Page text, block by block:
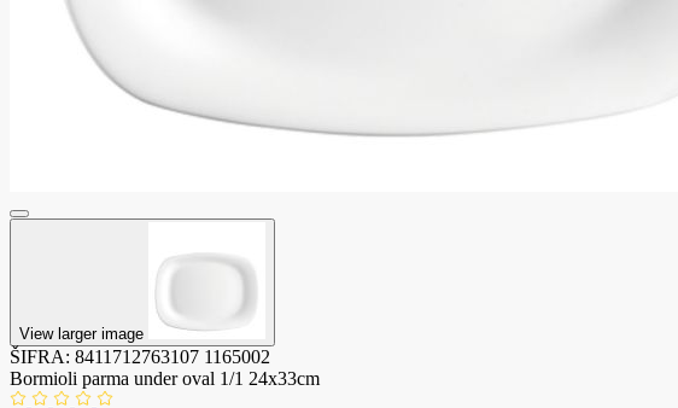
View larger image
ŠIFRA: 8411712763107 1165002
Bormioli parma under oval 1/1 24x33cm